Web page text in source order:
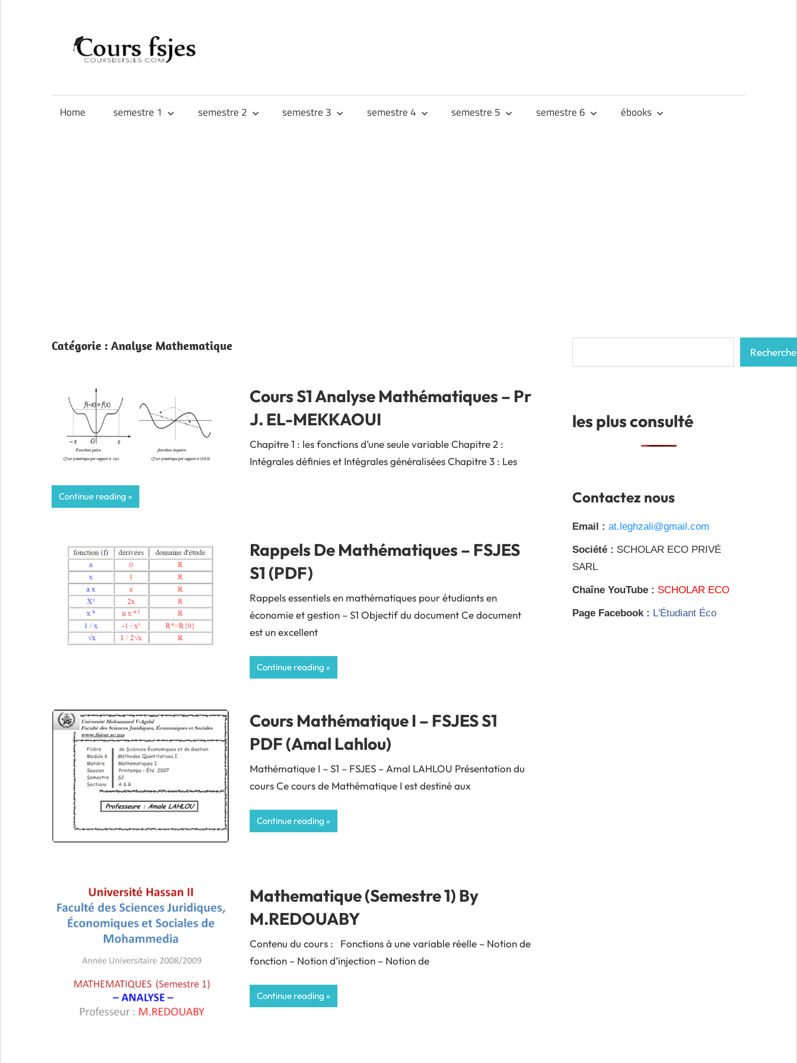
content
FSJES
Home semestre 1 semestre 2 semestre 3 semestre 4 semestre 5 semestre 6 ébooks
Catégorie : Analyse Mathematique
Cours S1 Analyse Mathématiques – Pr
J. EL-MEKKAOUI
Chapitre 1 : les fonctions d’une seule variable Chapitre 2 :
Intégrales définies et Intégrales généralisées Chapitre 3 : Les
Continue reading
Rappels De Mathématiques – FSJES
S1 (PDF)
Rappels essentiels en mathématiques pour étudiants en
économie et gestion – S1 Objectif du document Ce document
est un excellent
Continue reading
Cours Mathématique I – FSJES S1
PDF (Amal Lahlou)
Mathématique I – S1 – FSJES – Amal LAHLOU Présentation du
cours Ce cours de Mathématique I est destiné aux
Continue reading
Mathematique (Semestre 1) By
M.REDOUABY
Contenu du cours : Fonctions à une variable réelle – Notion de
fonction – Notion d’injection – Notion de
Continue reading
les plus consulté
Contactez nous
Email : at.leghzali@gmail.com
Société : SCHOLAR ECO PRIVÉ
SARL
Chaîne YouTube : SCHOLAR ECO
Page Facebook : L'Étudiant Éco